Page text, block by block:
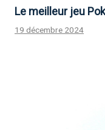
Le meilleur jeu
19 décembre 2024